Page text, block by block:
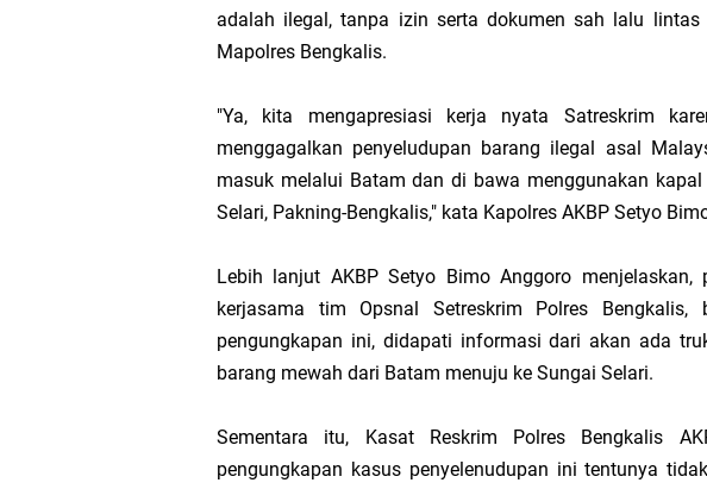
Bupati Meranti Perjuangkan Status
Bupati Asmar Hadiri Sarasehan
Obligasi Daerah
HUT IBI Ke-75, Bupati Asmar: Bidan
adalah ilegal, tanpa izin serta dokumen sah lalu
Mapolres Bengkalis.
"Ya, kita mengapresiasi kerja nyata Satreskrim
menggagalkan penyeludupan barang ilegal asal
masuk melalui Batam dan di bawa menggunakan kapal
Selari, Pakning-Bengkalis," kata Kapolres AKBP Setyo
Lebih lanjut AKBP Setyo Bimo Anggoro
kerjasama tim Opsnal Setreskrim Polres Bengkalis,
pengungkapan ini, didapati informasi dari akan ada
barang mewah dari Batam menuju ke Sungai Selari.
Sementara itu, Kasat Reskrim Polres Bengkalis
pengungkapan kasus penyelenudupan ini tentunya